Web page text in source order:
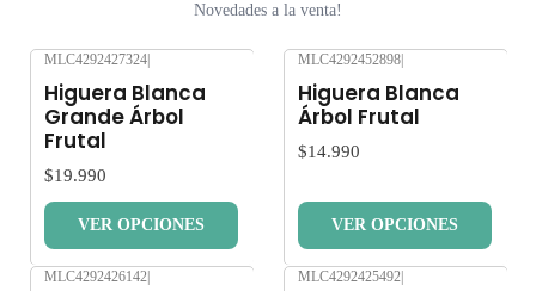
Novedades a la venta!
MLC4292427324
Higuera Blanca
Grande Árbol
Frutal
$19.990
VER OPCIONES
MLC4292452898
Higuera Blanca
Árbol Frutal
$14.990
VER OPCIONES
MLC4292426142| MLC4292425492|